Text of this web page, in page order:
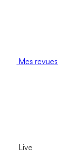
Mes revues
Live